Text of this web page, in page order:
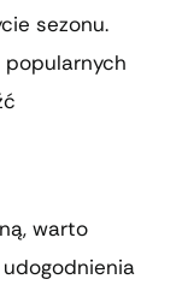
sezonu.
popularnych
warto